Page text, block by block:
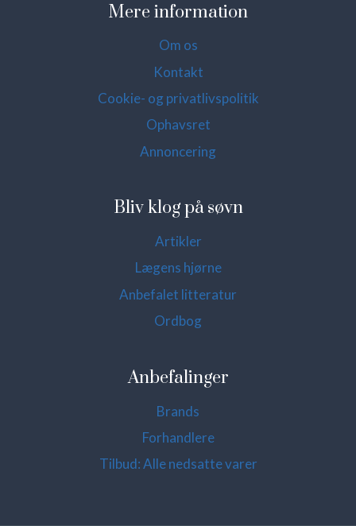
Mere information
Om os
Kontakt
Cookie- og privatlivspolitik
Ophavsret
Annoncering
Bliv klog på søvn
Artikler
Lægens hjørne
Anbefalet litteratur
Ordbog
Anbefalinger
Brands
Forhandlere
Tilbud: Alle nedsatte varer